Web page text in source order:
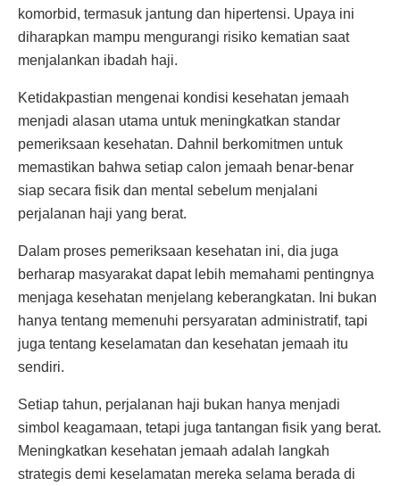
komorbid, termasuk jantung dan hipertensi. Upaya ini
diharapkan mampu mengurangi risiko kematian saat
menjalankan ibadah haji.
Ketidakpastian mengenai kondisi kesehatan jemaah
menjadi alasan utama untuk meningkatkan standar
pemeriksaan kesehatan. Dahnil berkomitmen untuk
memastikan bahwa setiap calon jemaah benar-benar
siap secara fisik dan mental sebelum menjalani
perjalanan haji yang berat.
Dalam proses pemeriksaan kesehatan ini, dia juga
berharap masyarakat dapat lebih memahami pentingnya
menjaga kesehatan menjelang keberangkatan. Ini bukan
hanya tentang memenuhi persyaratan administratif, tapi
juga tentang keselamatan dan kesehatan jemaah itu
sendiri.
Setiap tahun, perjalanan haji bukan hanya menjadi
simbol keagamaan, tetapi juga tantangan fisik yang berat.
Meningkatkan kesehatan jemaah adalah langkah
strategis demi keselamatan mereka selama berada di